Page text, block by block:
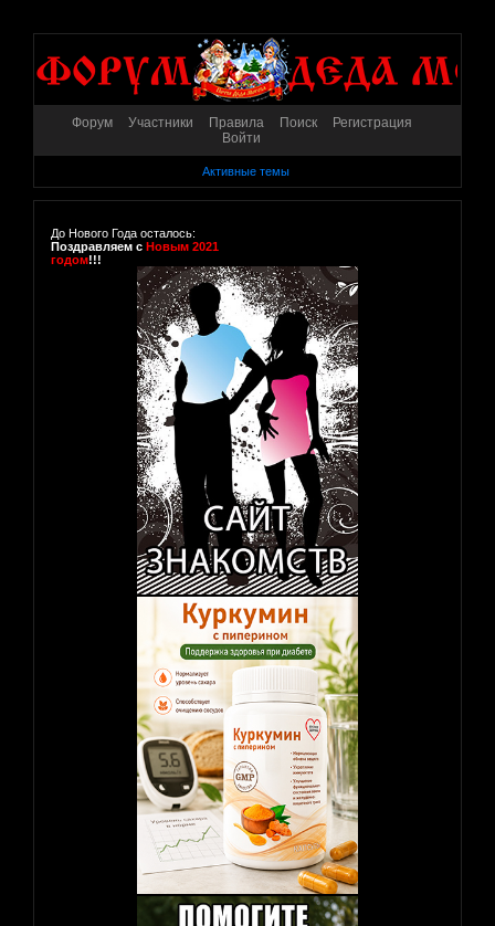
Форум Участники Правила Поиск
Регистрация
Войти
Активные темы
До Нового Года осталось:
Поздравляем с Новым 2021
годом!!!